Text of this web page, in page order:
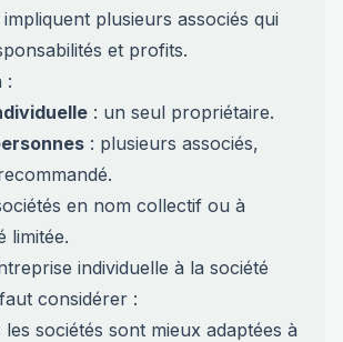
plusieurs associés qui
et profits.
:
: un seul propriétaire.
: plusieurs associés,
en nom collectif ou à
limitée.
individuelle à la société
considérer :
les sociétés sont mieux adaptées à